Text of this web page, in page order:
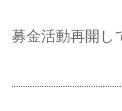
募金活動再開し